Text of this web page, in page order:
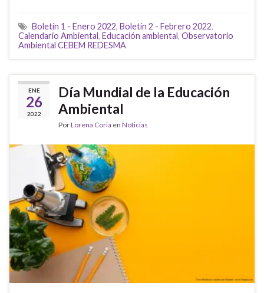
Boletín 1 - Enero 2022, Boletín 2 - Febrero 2022,
Calendario Ambiental, Educación ambiental, Observatorio
Ambiental CEBEM REDESMA
ENE
26
2022
Día Mundial de la Educación
Ambiental
PorLorena Coria en Noticias